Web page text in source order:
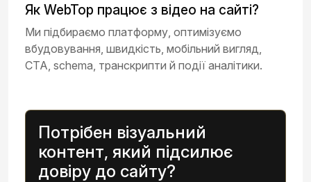
Як WebTop працює з відео на сайті?
Ми підбираємо платформу, оптимізуємо
вбудовування, швидкість, мобільний вигляд,
CTA, schema, транскрипти й події аналітики.
Потрібен візуальний
контент, який підсилює
довіру до сайту?